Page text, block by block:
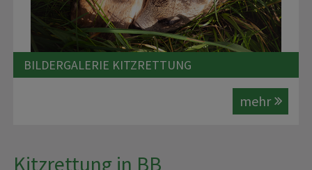
BILDERGALERIE KITZRETTUNG
mehr
Kitzrettung in BB